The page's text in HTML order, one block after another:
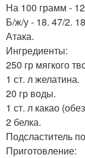
На 100 грамм -
Б/ж/у - 18. 47/2.
Атака.
Ингредиенты:
250 гр мягкого
1 ст. л желатина.
20 гр воды.
1 ст. л какао
2 белка.
Подсластитель
Приготовление: